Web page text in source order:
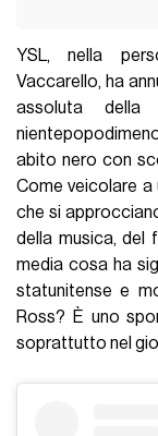
YSL, nella
Vaccarello, ha
assoluta della
abito nero con
Come veicolare a
che si
della musica, del
media cosa ha
statunitense e
Ross? È uno
soprattutto nel